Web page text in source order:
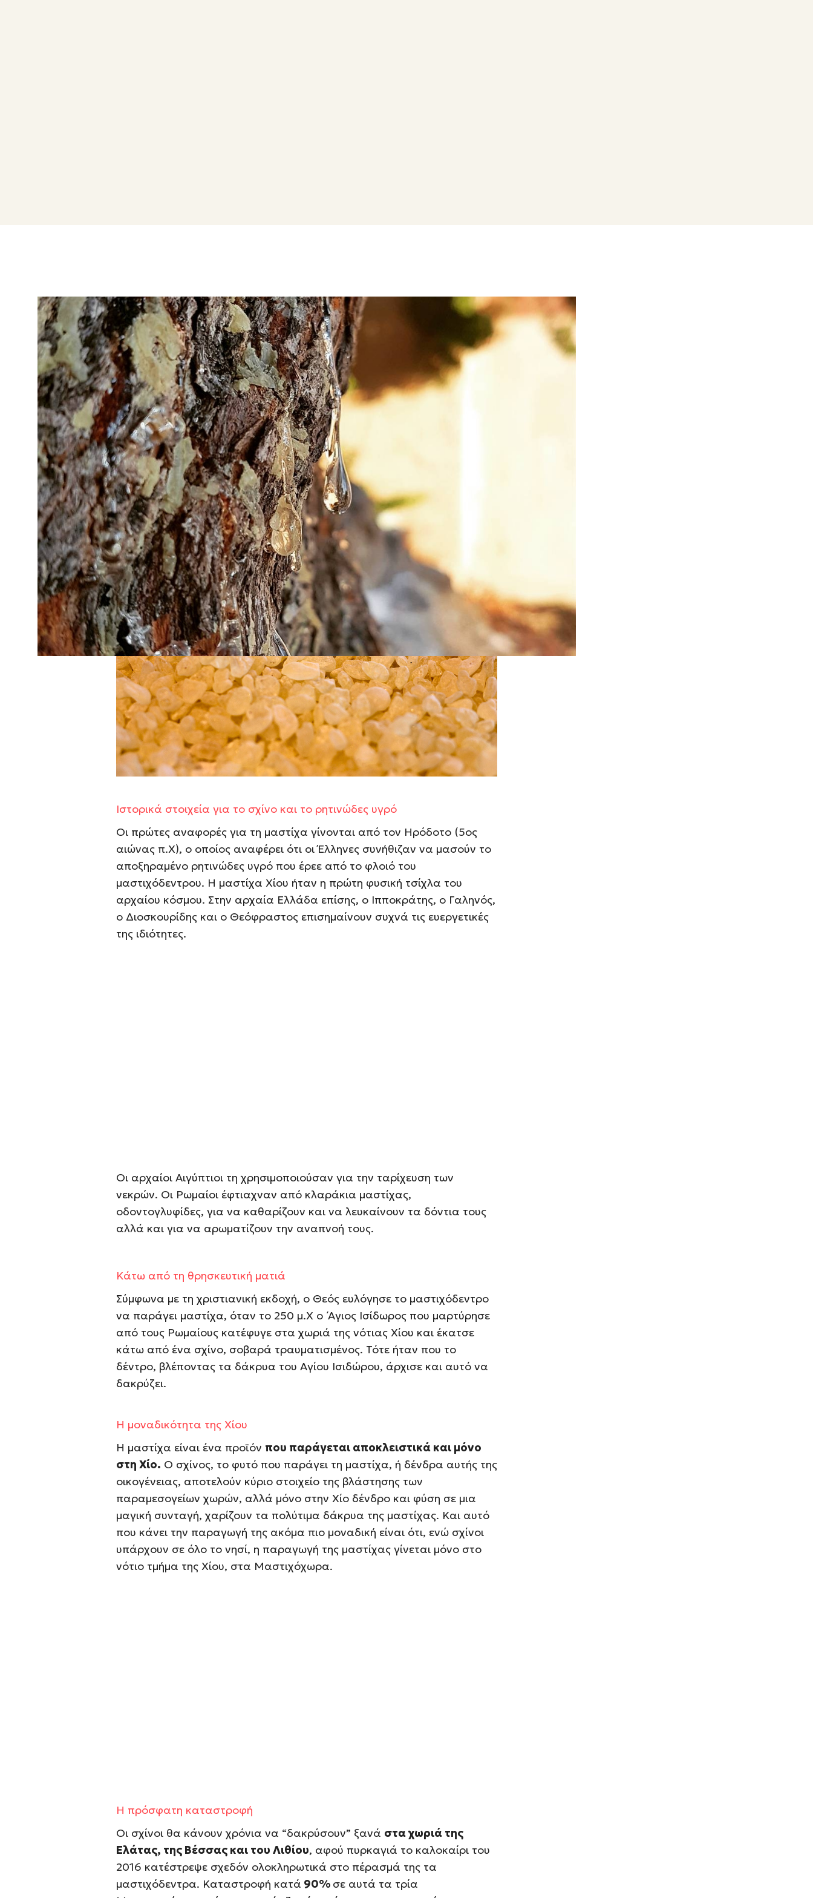
Η μαστίχα είναι γνωστή εδώ και πάνω από 2.500 χρόνια και έχει
χρησιμοποιηθεί ευρέως ως παραδοσιακό ελληνικό φάρμακο για τη
θεραπεία αρκετών καταστάσεων, όπως η γαστραλγία και τα πεπτικά
έλκη.
Η μαστίχα είναι γνωστή εδώ και πάνω από 2.500 χρόνια και έχει
χρησιμοποιηθεί ευρέως ως παραδοσιακό ελληνικό φάρμακο για τη
θεραπεία αρκετών καταστάσεων, όπως η γαστραλγία και τα πεπτικά
έλκη.
Ιστορικά στοιχεία για το σχίνο και το ρητινώδες υγρό
Οι πρώτες αναφορές για τη μαστίχα γίνονται από τον Ηρόδοτο (5ος
αιώνας π.Χ), ο οποίος αναφέρει ότι οι Έλληνες συνήθιζαν να μασούν το
αποξηραμένο ρητινώδες υγρό που έρεε από το φλοιό του
μαστιχόδεντρου. Η μαστίχα Χίου ήταν η πρώτη φυσική τσίχλα του
αρχαίου κόσμου. Στην αρχαία Ελλάδα επίσης, ο Ιπποκράτης, ο Γαληνός,
ο Διοσκουρίδης και ο Θεόφραστος επισημαίνουν συχνά τις ευεργετικές
της ιδιότητες.
Οι αρχαίοι Αιγύπτιοι τη χρησιμοποιούσαν για την ταρίχευση των
νεκρών. Οι Ρωμαίοι έφτιαχναν από κλαράκια μαστίχας,
οδοντογλυφίδες, για να καθαρίζουν και να λευκαίνουν τα δόντια τους
αλλά και για να αρωματίζουν την αναπνοή τους.
Κάτω από τη θρησκευτική ματιά
Σύμφωνα με τη χριστιανική εκδοχή, ο Θεός ευλόγησε το μαστιχόδεντρο
να παράγει μαστίχα, όταν το 250 μ.Χ ο ΄Αγιος Ισίδωρος που μαρτύρησε
από τους Ρωμαίους κατέφυγε στα χωριά της νότιας Χίου και έκατσε
κάτω από ένα σχίνο, σοβαρά τραυματισμένος. Τότε ήταν που το
δέντρο, βλέποντας τα δάκρυα του Αγίου Ισιδώρου, άρχισε και αυτό να
δακρύζει.
Η μοναδικότητα της Χίου
Η μαστίχα είναι ένα προϊόν που παράγεται αποκλειστικά και μόνο
στη Χίο. Ο σχίνος, το φυτό που παράγει τη μαστίχα, ή δένδρα αυτής της
οικογένειας, αποτελούν κύριο στοιχείο της βλάστησης των
παραμεσογείων χωρών, αλλά μόνο στην Χίο δένδρο και φύση σε μια
μαγική συνταγή, χαρίζουν τα πολύτιμα δάκρυα της μαστίχας. Και αυτό
που κάνει την παραγωγή της ακόμα πιο μοναδική είναι ότι, ενώ σχίνοι
υπάρχουν σε όλο το νησί, η παραγωγή της μαστίχας γίνεται μόνο στο
νότιο τμήμα της Χίου, στα Μαστιχόχωρα.
Η πρόσφατη καταστροφή
Οι σχίνοι θα κάνουν χρόνια να “δακρύσουν” ξανά στα χωριά της
Ελάτας, της Βέσσας και του Λιθίου, αφού πυρκαγιά το καλοκαίρι του
2016 κατέστρεψε σχεδόν ολοκληρωτικά στο πέρασμά της τα
μαστιχόδεντρα. Καταστροφή κατά 90% σε αυτά τα τρία